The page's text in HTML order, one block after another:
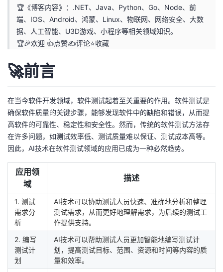
博
客
的
论
坛
我
的
圈
我
的
播
我
活
动
的
关
注
我
的
开
者
学
堂
我
的
Programs
我
支
持
我
🏆《博客内容》：.NET、Java、Python、Go、Node、前
端、IOS、Android、鸿蒙、Linux、物联网、网络安全、大数
据、人工智能、U3D游戏、小程序等相关领域知识。
🏆🎉欢迎 👍点赞✍评论⭐收藏
🚀前言
在当今软件开发领域，软件测试起着至关重要的作用。软件测试是
确保软件质量的关键步骤，能够发现软件中的缺陷和错误，从而提
高软件的可靠性、稳定性和安全性。然而，传统的软件测试方法存
在许多问题，如测试效率低、测试质量难以保证、测试成本高等。
因此，AI技术在软件测试领域的应用已成为一种必然趋势。
应用领
域
描述
1. 测试
需求分
析
AI技术可以协助测试人员快速、准确地分析和整理
测试需求，从而更好地理解需求，为后续的测试工
作提供支持。
2. 编写
测试计
划
AI技术可以帮助测试人员更加智能地编写测试计
划，提高测试目标、范围、资源和时间等内容的质
量和效率。